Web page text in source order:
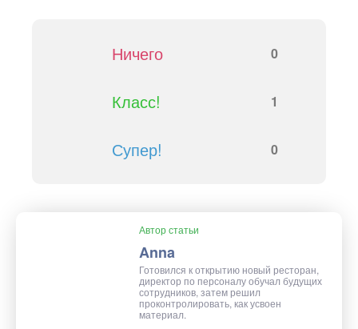
Ничего 0
Класс! 1
Супер! 0
Автор статьи
Anna
Готовился к открытию новый ресторан,
директор по персоналу обучал будущих
сотрудников, затем решил
проконтролировать, как усвоен
материал.